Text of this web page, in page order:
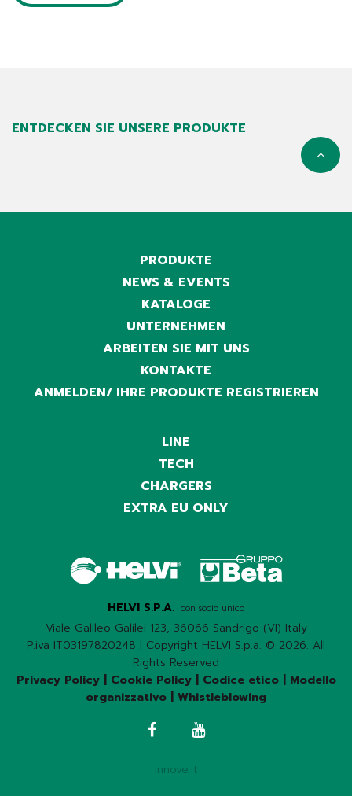
ENTDECKEN SIE UNSERE PRODUKTE
PRODUKTE
NEWS & EVENTS
KATALOGE
UNTERNEHMEN
ARBEITEN SIE MIT UNS
KONTAKTE
ANMELDEN/ IHRE PRODUKTE REGISTRIEREN
LINE
TECH
CHARGERS
EXTRA EU ONLY
HELVI S.P.A. con socio unico
Viale Galileo Galilei 123, 36066 Sandrigo (VI) Italy
P.iva IT03197820248 | Copyright HELVI S.p.a. © 2026. All
Rights Reserved
Privacy Policy| Cookie Policy| Codice etico| Modello
organizzativo
Whistleblowing
innove.it